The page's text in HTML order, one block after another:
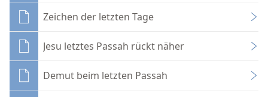
Zeichen der letzten Tage
Jesu letztes Passah rückt näher
Demut beim letzten Passah